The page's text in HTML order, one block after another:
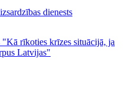
dienests
rīkoties krīzes situācijā, ja
Latvijas"